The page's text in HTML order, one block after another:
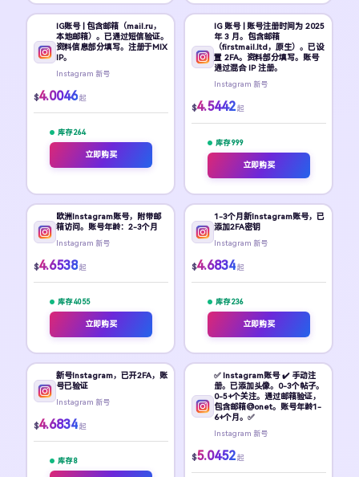
IG账号 | 包含邮箱（mail.ru，
本地邮箱）。已通过短信验证。
资料信息部分填写。注册于MIX
IP。
Instagram 新号
$4.0046 起
库存 264
立即购买
IG 账号 | 账号注册时间为 2025
年 3 月。包含邮箱
（firstmail.ltd，原生）。已设
置 2FA。资料部分填写。账号
通过混合 IP 注册。
Instagram 新号
$4.5442 起
库存 999
立即购买
欧洲Instagram账号，附带邮
箱访问。账号年龄：2-3个月
Instagram 新号
$4.6538 起
库存 4055
立即购买
1-3个月新Instagram账号，已
添加2FA密钥
Instagram 新号
$4.6834 起
库存 236
立即购买
新号Instagram，已开2FA，账
号已验证
Instagram 新号
$4.6834 起
库存 8
✅ Instagram账号 ✔️ 手动注
册。已添加头像。0-3个帖子。
0-5+个关注。通过邮箱验证，
包含邮箱@onet。账号年龄1-
6+个月。✅
Instagram 新号
$5.0452 起